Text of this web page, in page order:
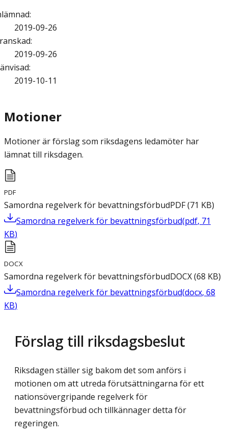
:
2019-09-26
:
2019-09-26
:
2019-10-11
Motioner
Motioner är förslag som riksdagens ledamöter har
lämnat till riksdagen.
PDF
Samordna regelverk för bevattningsförbudPDF(71 KB)
Samordna regelverk för bevattningsförbud(pdf, 71
KB)
DOCX
Samordna regelverk för bevattningsförbudDOCX(68 KB)
Samordna regelverk för bevattningsförbud(docx, 68
KB)
Förslag till riksdagsbeslut
Riksdagen ställer sig bakom det som anförs i
motionen om att utreda förutsättningarna för ett
nationsövergripande regelverk för
bevattningsförbud och tillkännager detta för
regeringen.